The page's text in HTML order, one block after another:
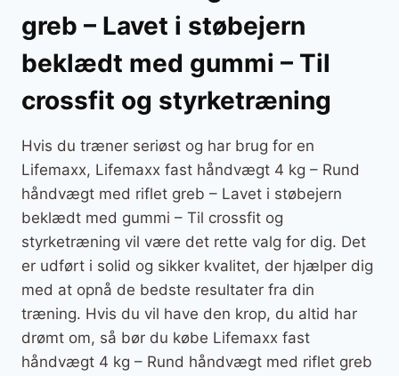
greb – Lavet i støbejern
beklædt med gummi – Til
crossfit og styrketræning
Hvis du træner seriøst og har brug for en
Lifemaxx, Lifemaxx fast håndvægt 4 kg – Rund
håndvægt med riflet greb – Lavet i støbejern
beklædt med gummi – Til crossfit og
styrketræning vil være det rette valg for dig. Det
er udført i solid og sikker kvalitet, der hjælper dig
med at opnå de bedste resultater fra din
træning. Hvis du vil have den krop, du altid har
drømt om, så bør du købe Lifemaxx fast
håndvægt 4 kg – Rund håndvægt med riflet greb